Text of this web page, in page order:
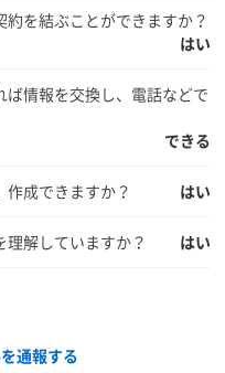
を結ぶことができますか？
はい
情報を交換し、電話などで
できる
成できますか？ はい
解していますか？ はい
通報する